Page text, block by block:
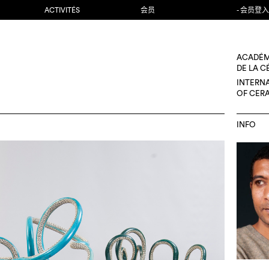
ACTIVITÉS 会员 - 会员登入
DE LA
OF
INFO